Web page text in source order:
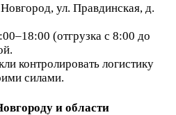
ул. Правдинская, д.
(отгрузка с 8:00 до
контролировать логистику
силами.
и области